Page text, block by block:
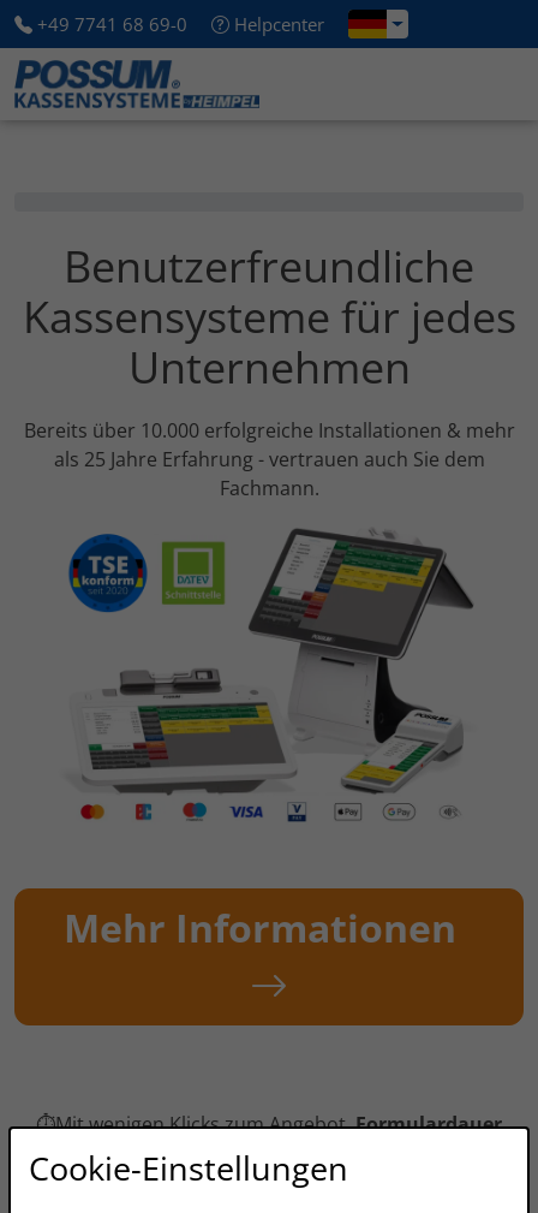
+49 7741 68 69-0 Helpcenter
Benutzerfreundliche
Kassensysteme für jedes
Unternehmen
Bereits über 10.000 erfolgreiche Installationen & mehr
als 25 Jahre Erfahrung - vertrauen auch Sie dem
Fachmann.
Mehr Informationen
⏱️Mit wenigen Klicks zum Angebot.Formulardauer
weniger als 1 Minute!
Cookie-Einstellungen